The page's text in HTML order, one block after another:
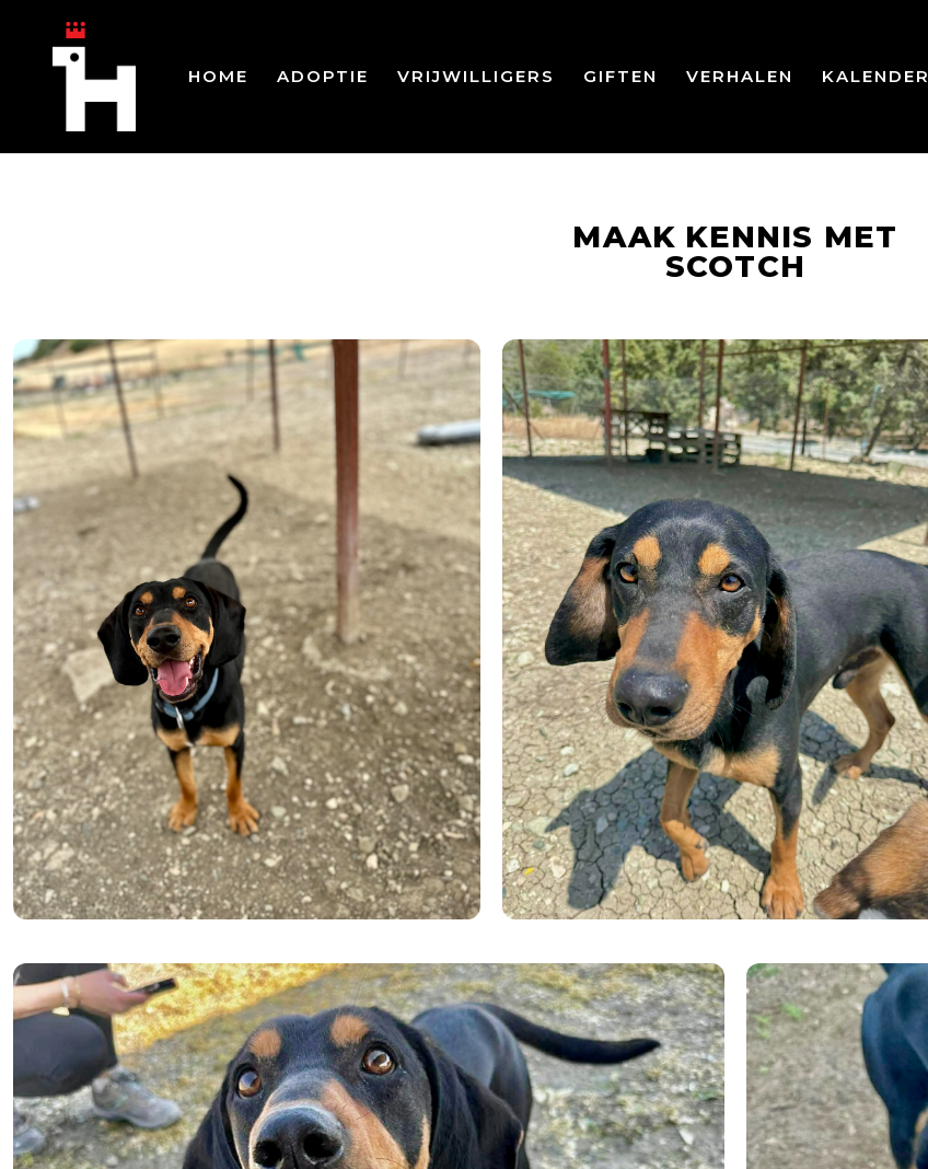
HOME ADOPTIE VRIJWILLIGERS GIFTEN VERHALEN KALENDER
MAAK KENNIS MET
SCOTCH